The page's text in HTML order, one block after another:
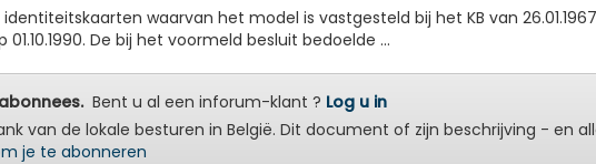
waarvan het model is vastgesteld bij het KB van
De bij het voormeld besluit bedoelde ...
Bent u al een inforum-klant ? Log u in
van de lokale besturen in België. Dit document of zijn beschrijving - en
je te abonneren